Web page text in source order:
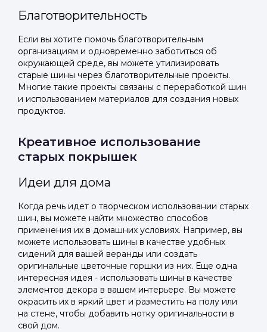
Благотворительность
Если вы хотите помочь благотворительным
организациям и одновременно заботиться об
окружающей среде, вы можете утилизировать
старые шины через благотворительные проекты.
Многие такие проекты связаны с переработкой шин
и использованием материалов для создания новых
продуктов.
Креативное использование
старых покрышек
Идеи для дома
Когда речь идет о творческом использовании старых
шин, вы можете найти множество способов
применения их в домашних условиях. Например, вы
можете использовать шины в качестве удобных
сидений для вашей веранды или создать
оригинальные цветочные горшки из них. Еще одна
интересная идея - использовать шины в качестве
элементов декора в вашем интерьере. Вы можете
окрасить их в яркий цвет и разместить на полу или
на стене, чтобы добавить нотку оригинальности в
свой дом.